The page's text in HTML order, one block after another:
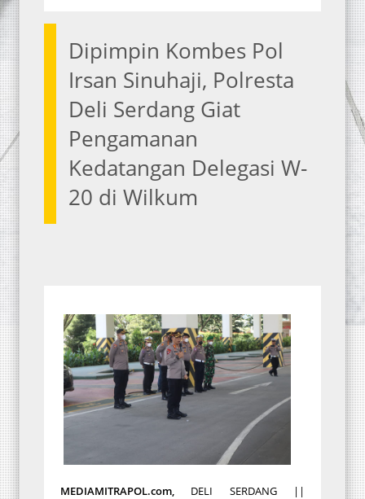
Dipimpin Kombes Pol
Irsan Sinuhaji, Polresta
Deli Serdang Giat
Pengamanan
Kedatangan Delegasi W-
20 di Wilkum
MEDIAMITRAPOL.com, DELI SERDANG ||